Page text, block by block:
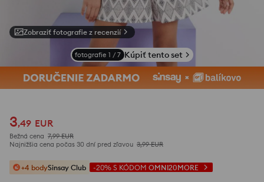
Zobraziť fotografie z recenzií
fotografie 1 / 7 Kúpiť tento set
3,49 EUR
Bežná cena 7,99 EUR
Najnižšia cena počas 30 dní pred zľavou 3,99 EUR
+4 bodySinsay Club -20% S KÓDOM OMNI20MORE